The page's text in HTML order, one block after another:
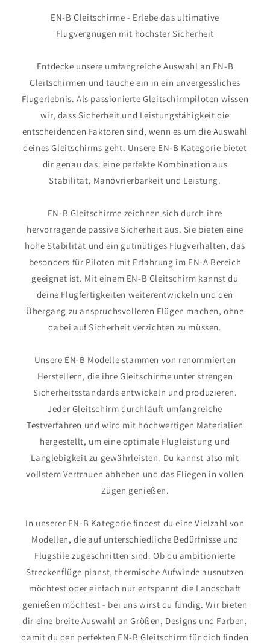
EN-B Gleitschirme - Erlebe das ultimative
Flugvergnügen mit höchster Sicherheit
Entdecke unsere umfangreiche Auswahl an EN-B
Gleitschirmen und tauche ein in ein unvergessliches
Flugerlebnis. Als passionierte Gleitschirmpiloten wissen
wir, dass Sicherheit und Leistungsfähigkeit die
entscheidenden Faktoren sind, wenn es um die Auswahl
deines Gleitschirms geht. Unsere EN-B Kategorie bietet
dir genau das: eine perfekte Kombination aus
Stabilität, Manövrierbarkeit und Leistung.
EN-B Gleitschirme zeichnen sich durch ihre
hervorragende passive Sicherheit aus. Sie bieten eine
hohe Stabilität und ein gutmütiges Flugverhalten, das
besonders für Piloten mit Erfahrung im EN-A Bereich
geeignet ist. Mit einem EN-B Gleitschirm kannst du
deine Flugfertigkeiten weiterentwickeln und den
Übergang zu anspruchsvolleren Flügen machen, ohne
dabei auf Sicherheit verzichten zu müssen.
Unsere EN-B Modelle stammen von renommierten
Herstellern, die ihre Gleitschirme unter strengen
Sicherheitsstandards entwickeln und produzieren.
Jeder Gleitschirm durchläuft umfangreiche
Testverfahren und wird mit hochwertigen Materialien
hergestellt, um eine optimale Flugleistung und
Langlebigkeit zu gewährleisten. Du kannst also mit
vollstem Vertrauen abheben und das Fliegen in vollen
Zügen genießen.
In unserer EN-B Kategorie findest du eine Vielzahl von
Modellen, die auf unterschiedliche Bedürfnisse und
Flugstile zugeschnitten sind. Ob du ambitionierte
Streckenflüge planst, thermische Aufwinde ausnutzen
möchtest oder einfach nur entspannt die Landschaft
genießen möchtest - bei uns wirst du fündig. Wir bieten
dir eine breite Auswahl an Größen, Designs und Farben,
damit du den perfekten EN-B Gleitschirm für dich finden